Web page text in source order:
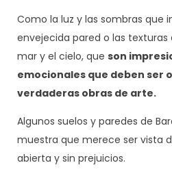
Como la luz y las sombras que
envejecida pared o las texturas
mar y el cielo, que son
emocionales que deben ser
verdaderas obras de arte.
Algunos suelos y paredes de
muestra que merece ser vista
abierta y sin prejuicios.